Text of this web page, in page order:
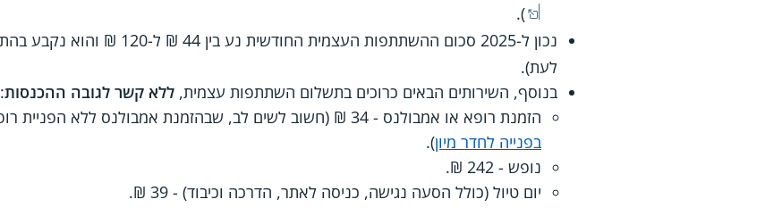
).
נכון ל-2025 סכום ההשתתפות העצמית החודשית נע בין 44 ₪ ל-120 ₪ והוא נקבע בהתאם ל
לעת).
בנוסף, השירותים הבאים כרוכים בתשלום השתתפות עצמית, ללא קשר לגובה ההכנסות:
הזמנת רופא או אמבולנס - 34 ₪ (חשוב לשים לב, שבהזמנת אמבולנס ללא הפניית רופא ייתכן שלא יינתן
בפנייה לחדר מיון).
נופש - 242 ₪.
יום טיול (כולל הסעה נגישה, כניסה לאתר, הדרכה וכיבוד) - 39 ₪.